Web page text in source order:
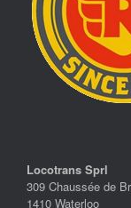
Locotrans Sprl
309 Chaussée de
1410 Waterloo